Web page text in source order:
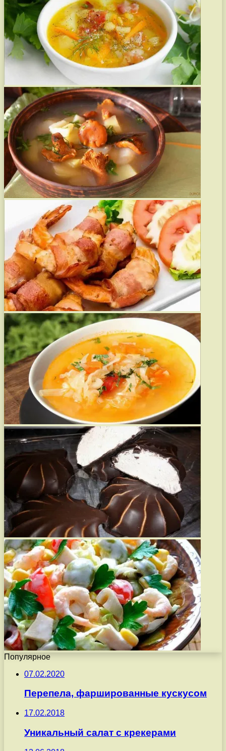
Популярное
07.02.2020
Перепела, фаршированные кускусом
17.02.2018
Уникальный салат с крекерами